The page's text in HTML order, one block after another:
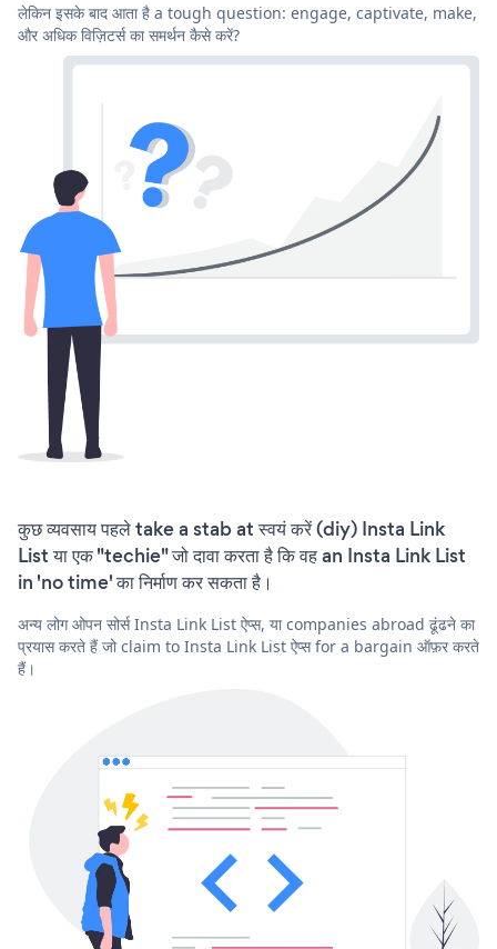
लेकिन इसके बाद आता है a tough question: engage, captivate, make,
और अधिक विज़िटर्स का समर्थन कैसे करें?
कुछ व्यवसाय पहले take a stab at स्वयं करें (diy) Insta Link
List या एक "techie" जो दावा करता है कि वह an Insta Link List
in 'no time' का निर्माण कर सकता है।
अन्य लोग ओपन सोर्स Insta Link List ऐप्स, या companies abroad ढूंढने का
प्रयास करते हैं जो claim to Insta Link List ऐप्स for a bargain ऑफ़र करते
हैं।